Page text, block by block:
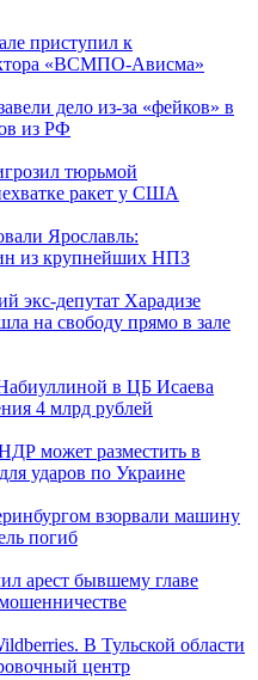
приступил к
«ВСМПО-Ависма»
дело из-за «фейков» в
из РФ
тюрьмой
ракет у США
Ярославль:
из крупнейших НПЗ
экс-депутат Харадизе
на свободу прямо в зале
в ЦБ Исаева
4 млрд рублей
может разместить в
ударов по Украине
взорвали машину
погиб
арест бывшему главе
В Тульской области
центр